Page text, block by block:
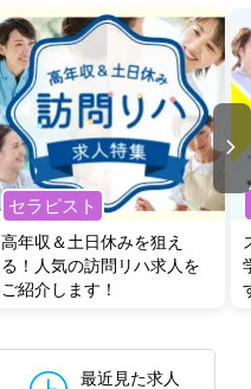
セラピスト
高年収＆土日休みを狙え
る！人気の訪問リハ求人を
ご紹介します！
最近見た求人